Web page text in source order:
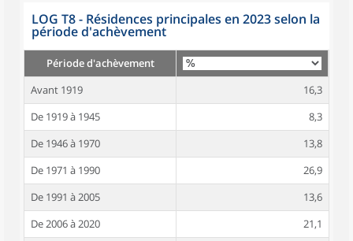
LOG T8 - Résidences principales en 2023 selon la
période d'achèvement
Période d'achèvement
Avant 1919
16,3
De 1919 à 1945
8,3
De 1946 à 1970
13,8
De 1971 à 1990
26,9
De 1991 à 2005
13,6
De 2006 à 2020
21,1